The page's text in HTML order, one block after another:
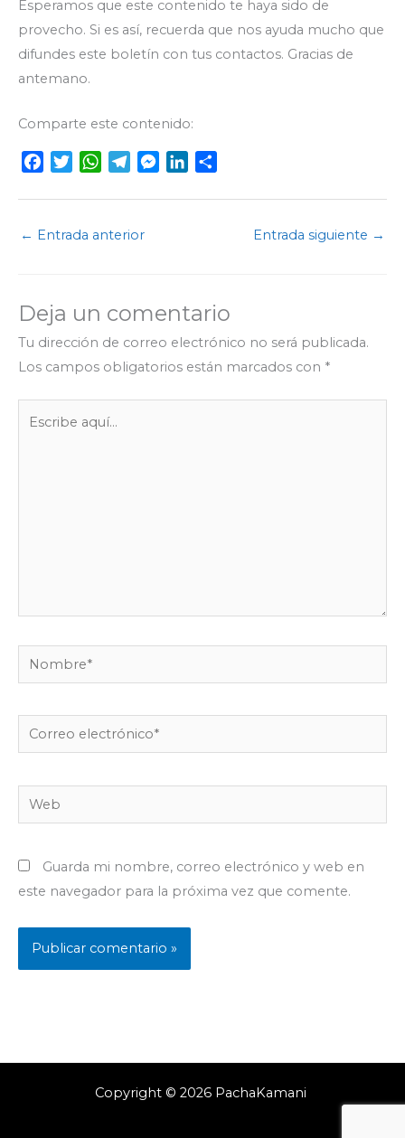
Esperamos que este contenido te haya sido de
provecho. Si es así, recuerda que nos ayuda mucho que
difundes este boletín con tus contactos. Gracias de
antemano.
Comparte este contenido:
c
e
k
i
W
a
p
l
m
M
s
e
n
n
m
i
← Entrada anterior Entrada siguiente →
Deja un comentario
Tu dirección de correo electrónico no será publicada.
Los campos obligatorios están marcados con *
Nombre*
Correo
electrónico*
Web
Guarda mi nombre, correo electrónico y web en
este navegador para la próxima vez que comente.
Copyright © 2026 PachaKamani